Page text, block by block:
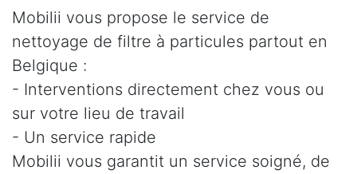
Mobilii vous propose le service de
nettoyage de filtre à particules partout en
Belgique :
- Interventions directement chez vous ou
sur votre lieu de travail
- Un service rapide
Mobilii vous garantit un service soigné, de